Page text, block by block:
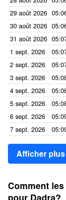
29 août 2026
30 août 2026
31 août 2026
1 sept. 2026
2 sept. 2026
3 sept. 2026
4 sept. 2026
5 sept. 2026
6 sept. 2026
7 sept. 2026
Afficher plus
Comment
pour Dadra?